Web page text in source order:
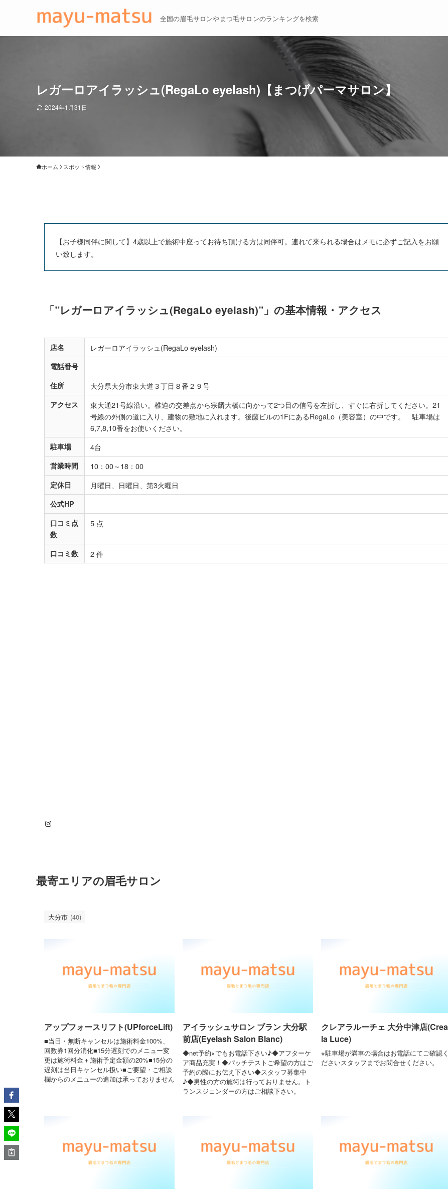
全国の眉毛サロンやまつ毛サロンのランキングを検索
レガーロアイラッシュ(RegaLo eyelash)【まつげパーマサロン】
2024年1月31日
ホーム スポット情報
【お子様同伴に関して】4歳以上で施術中座ってお待ち頂ける方は同伴可。連れて来られる場合はメモに必ずご記入をお願
い致します。
「”レガーロアイラッシュ(RegaLo eyelash)”」の基本情報・アクセス
店名 レガーロアイラッシュ(RegaLo eyelash)
電話番号
住所
大分県大分市東大道３丁目８番２９号
アクセス
東大通21号線沿い。椎迫の交差点から宗麟大橋に向かって2つ目の信号を左折し、すぐに右折してください。21
号線の外側の道に入り、建物の敷地に入れます。後藤ビルの1FにあるRegaLo（美容室）の中です。 駐車場は
6,7,8,10番をお使いください。
駐車場 4台
営業時間 10：00～18：00
定休日 月曜日、日曜日、第3火曜日
公式HP
口コミ点
数
5 点
口コミ数 2 件
Instagram
最寄エリアの眉毛サロン
大分市 (40)
アップフォースリフト(UPforceLift)
■当日・無断キャンセルは施術料金100%、
回数券1回分消化■15分遅刻でのメニュー変
更は施術料金＋施術予定金額の20%■15分の
遅刻は当日キャンセル扱い■ご要望・ご相談
欄からのメニューの追加は承っておりません
アイラッシュサロン ブラン 大分駅
前店(Eyelash Salon Blanc)
◆net予約×でもお電話下さい♪◆アフターケ
ア商品充実！◆パッチテストご希望の方はご
予約の際にお伝え下さい◆スタッフ募集中
♪◆男性の方の施術は行っておりません。ト
ランスジェンダーの方はご相談下さい。
クレアラルーチェ 大分中津店(Crea
la Luce)
※駐車場が満車の場合はお電話にてご確認く
ださいスタッフまでお問合せください。